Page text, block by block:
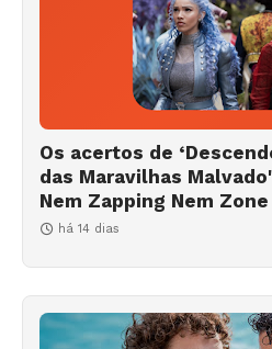
Os acertos de
das Maravilhas Malvado'
Nem Zapping Nem Zone
há 14 dias